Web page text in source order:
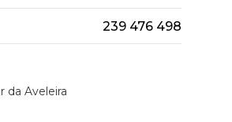
239 476 498